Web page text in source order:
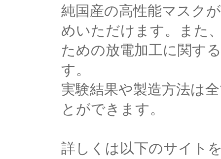
純国産の高性能マスク
めいただけます。また
ための放電加工に関す
す。
実験結果や製造方法は
とができます。
詳しくは以下のサイト